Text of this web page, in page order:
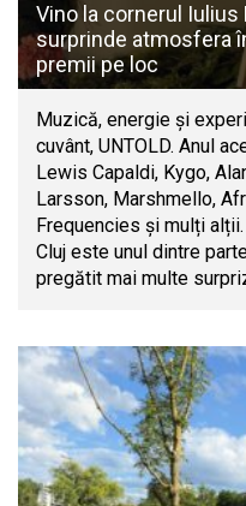
Vino la cornerul Iulius
surprinde atmosfera
premii pe loc
Muzică, energie și
cuvânt, UNTOLD. Anul
Lewis Capaldi, Kygo,
Larsson, Marshmello,
Frequencies și mulți
Cluj este unul dintre
pregătit mai multe